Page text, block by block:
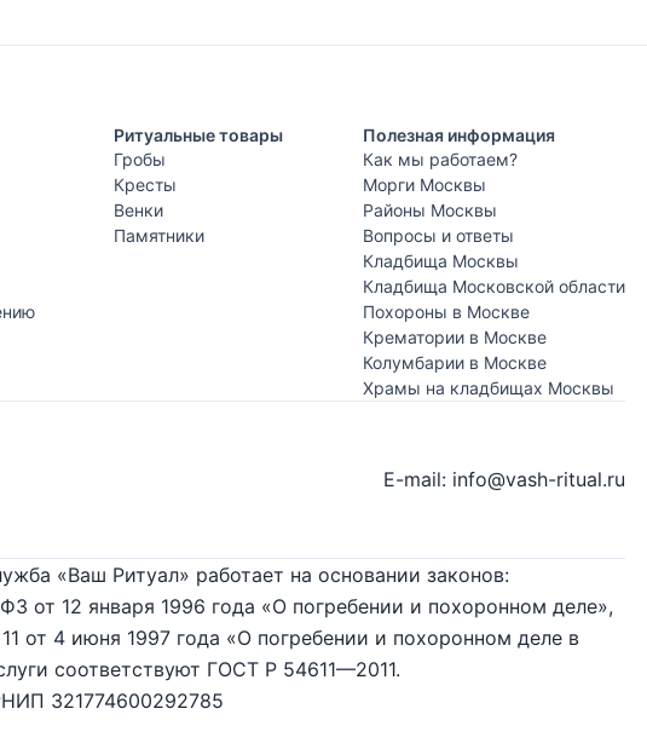
Ритуальные товары
Гробы
Кресты
Венки
Памятники
Полезная информация
Как мы работаем?
Морги Москвы
Районы Москвы
Вопросы и ответы
Кладбища Москвы
Кладбища Московской области
Похороны в Москве
Крематории в Москве
Колумбарии в Москве
Храмы на кладбищах Москвы
E-mail: info@vash-ritual.ru
«Ваш Ритуал» работает на основании законов:
от 12 января 1996 года «О погребении и похоронном деле»,
от 4 июня 1997 года «О погребении и похоронном деле в
соответствуют ГОСТ Р 54611—2011.
321774600292785